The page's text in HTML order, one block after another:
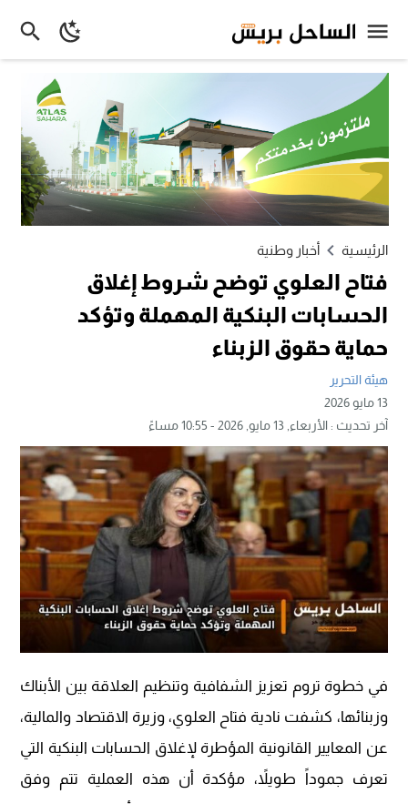
الرئيسية أخبار وطنية
فتاح العلوي توضح شروط إغلاق
الحسابات البنكية المهملة وتؤكد
حماية حقوق الزبناء
هيئة التحرير
13 مايو 2026
آخر تحديث :الأربعاء, 13 مايو, 2026 - 10:55 مساءً
في خطوة تروم تعزيز الشفافية وتنظيم العلاقة بين الأبناك
وزبنائها، كشفت نادية فتاح العلوي، وزيرة الاقتصاد والمالية،
عن المعايير القانونية المؤطرة لإغلاق الحسابات البنكية التي
تعرف جموداً طويلاً، مؤكدة أن هذه العملية تتم وفق